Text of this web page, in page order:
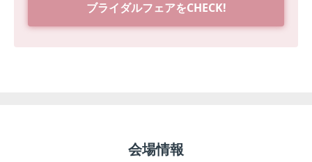
ブライダルフェアをCHECK!
会場情報